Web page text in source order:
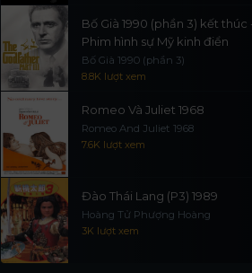
Bố Già 1990 (phần 3) kết thúc
Phim hình sự Mỹ kinh điển
Bố Già 1990 (phần 3)
8.8K lượt xem
Romeo Và Juliet 1968
Romeo And Juliet 1968
7.6K lượt xem
Đào Thái Lang (P3) 1989
Hoàng Tử Phượng Hoàng
3K lượt xem